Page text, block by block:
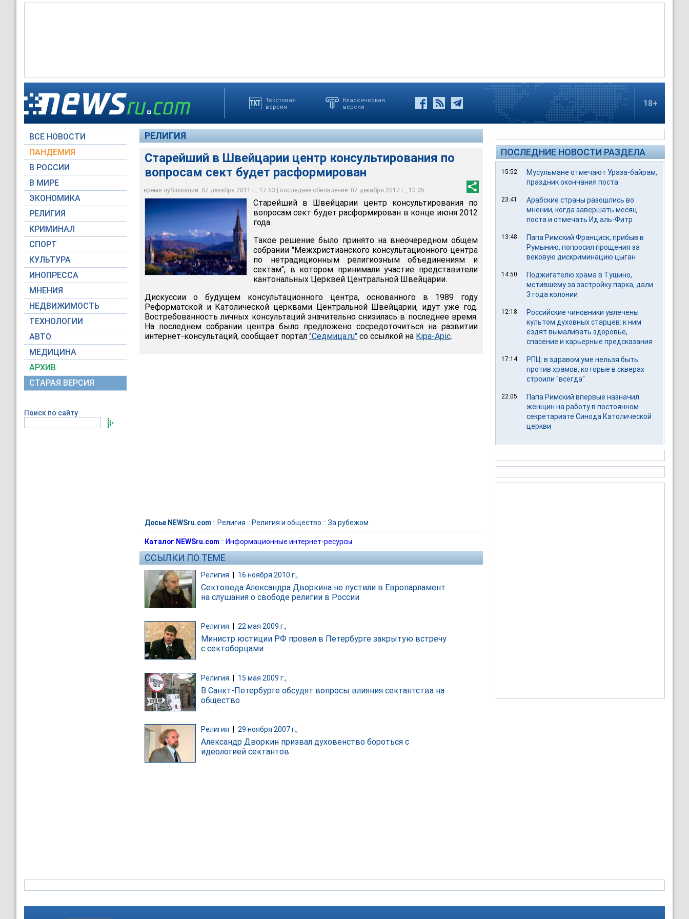
Текстовая
версия
Классическая
версия
18+
ВСЕ НОВОСТИ
ПАНДЕМИЯ
В РОССИИ
В МИРЕ
ЭКОНОМИКА
РЕЛИГИЯ
КРИМИНАЛ
СПОРТ
КУЛЬТУРА
ИНОПРЕССА
МНЕНИЯ
НЕДВИЖИМОСТЬ
ТЕХНОЛОГИИ
АВТО
МЕДИЦИНА
АРХИВ
СТАРАЯ ВЕРСИЯ
Поиск по сайту
РЕЛИГИЯ
Старейший в Швейцарии центр консультирования по
вопросам сект будет расформирован
время публикации: 07 декабря 2011 г., 17:53 | последнее обновление: 07 декабря 2017 г., 10:05
Старейший в Швейцарии центр консультирования по вопросам сект будет
расформирован
inqua2011.ch
Старейший в Швейцарии центр консультирования по
вопросам сект будет расформирован в конце июня 2012
года.
Такое решение было принято на внеочередном общем
собрании "Межхристианского консультационного центра
по нетрадиционным религиозным объединениям и
сектам", в котором принимали участие представители
кантональных Церквей Центральной Швейцарии.
Дискуссии о будущем консультационного центра, основанного в 1989 году
Реформатской и Католической церквами Центральной Швейцарии, идут уже год.
Востребованность личных консультаций значительно снизилась в последнее время.
На последнем собрании центра было предложено сосредоточиться на развитии
интернет-консультаций, сообщает портал "Седмица.ru" со ссылкой на Kipa-Apic.
Досье NEWSru.com :: Религия :: Религия и общество :: За рубежом
Каталог NEWSru.com :: Информационные интернет-ресурсы
ССЫЛКИ ПО ТЕМЕ
Религия 16 ноября 2010 г.,
Сектоведа Александра Дворкина не пустили в Европарламент
на слушания о свободе религии в России
Религия 22 мая 2009 г.,
Министр юстиции РФ провел в Петербурге закрытую встречу
с сектоборцами
Религия | 15 мая 2009 г.,
В Санкт-Петербурге обсудят вопросы влияния сектантства на
общество
Религия 29 ноября 2007 г.,
Александр Дворкин призвал духовенство бороться с
идеологией сектантов
ПОСЛЕДНИЕ НОВОСТИ РАЗДЕЛА
15:52
Мусульмане отмечают Ураза-байрам,
праздник окончания поста
23:41
Арабские страны разошлись во
мнении, когда завершать месяц
поста и отмечать Ид аль-Фитр
13:48
Папа Римский Франциск, прибыв в
Румынию, попросил прощения за
вековую дискриминацию цыган
14:50
Поджигателю храма в Тушино,
мстившему за застройку парка, дали
3 года колонии
12:18
Российские чиновники увлечены
культом духовных старцев: к ним
ездят вымаливать здоровье,
спасение и карьерные предсказания
17:14
РПЦ: в здравом уме нельзя быть
против храмов, которые в скверах
строили "всегда"
22:05
Папа Римский впервые назначил
женщин на работу в постоянном
секретариате Синода Католической
церкви